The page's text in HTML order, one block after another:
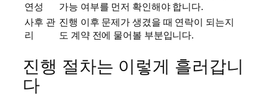
연성
가능 여부를 먼저 확인해야 합니다.
사후 관
리
진행 이후 문제가 생겼을 때 연락이 되는지
도 계약 전에 물어볼 부분입니다.
진행 절차는 이렇게 흘러갑니
다